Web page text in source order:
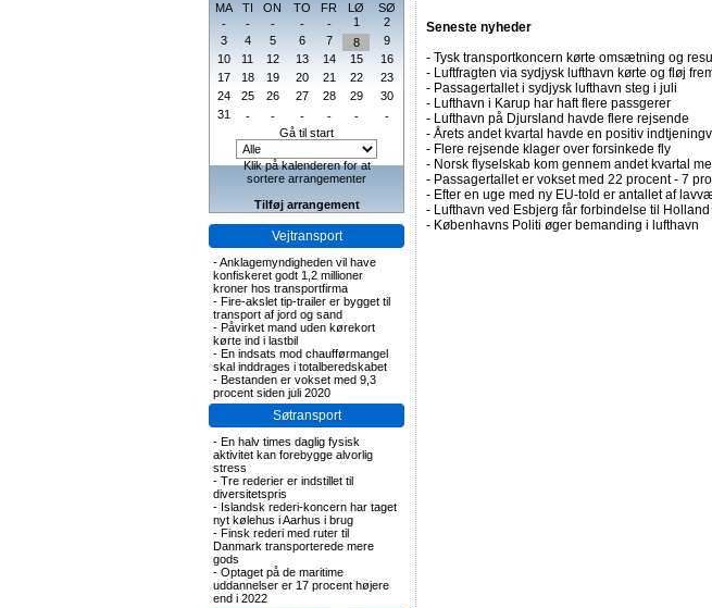
MA
TI ON TO FR LØ
SØ
-
- - - - 1
2
3
4 5 6 7 8
9
10
11 12 13 14 15
16
17
18 19 20 21 22
23
24
25 26 27 28 29
30
31
- - - - -
-
Gå til start
Klik på kalenderen for at
sortere arrangementer
Tilføj arrangement
Vejtransport
-Anklagemyndigheden vil have
konfiskeret godt 1,2 millioner
kroner hos transportfirma
- Fire-akslet tip-trailer er bygget til
transport af jord og sand
- Påvirket mand uden kørekort
kørte ind i lastbil
- En indsats mod chaufførmangel
skal inddrages i totalberedskabet
- Bestanden er vokset med 9,3
procent siden juli 2020
Søtransport
- En halv times daglig fysisk
aktivitet kan forebygge alvorlig
stress
- Tre rederier er indstillet til
diversitetspris
- Islandsk rederi-koncern har taget
nyt kølehus i Aarhus i brug
- Finsk rederi med ruter til
Danmark transporterede mere
gods
- Optaget på de maritime
uddannelser er 17 procent højere
end i 2022
Seneste nyheder
- Tysk transportkoncern kørte omsætning og
- Luftfragten via sydjysk lufthavn kørte og fløj
- Passagertallet i sydjysk lufthavn steg i juli
- Lufthavn i Karup har haft flere passgerer
- Lufthavn på Djursland havde flere rejsende
- Årets andet kvartal havde en positiv
- Flere rejsende klager over forsinkede fly
- Norsk flyselskab kom gennem andet kvartal
- Passagertallet er vokset med 22 procent - 7
- Efter en uge med ny EU-told er antallet af
- Lufthavn ved Esbjerg får forbindelse til
- Københavns Politi øger bemanding i lufthavn